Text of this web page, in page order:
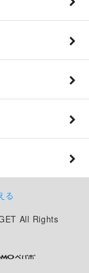
る
All Rights